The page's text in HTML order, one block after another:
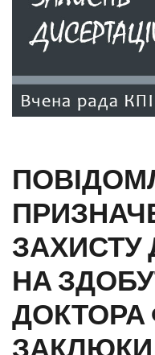
ЗАХИСТУ
НА
ДОКТОРА
ЗАКЛЮКИ